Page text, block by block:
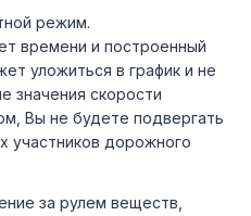
режим.
времени и построенный
уложиться в график и не
значения скорости
Вы не будете подвергать
участников дорожного
за рулем веществ,